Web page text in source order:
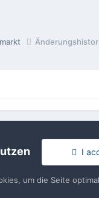
Realisierung: IN-Solution
Powered by Invision
I
um die Seite